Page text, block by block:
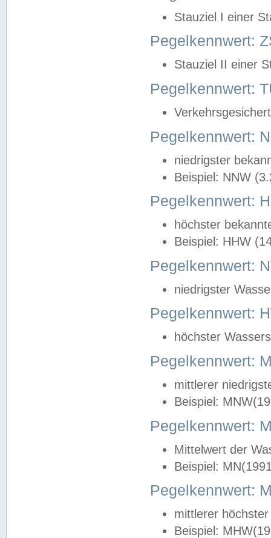
Stauziel I einer
Pegelkennwert:
Stauziel II einer
Pegelkennwert:
Pegelkennwert:
niedrigster
Beispiel: NNW
Pegelkennwert:
höchster
Beispiel: HHW
Pegelkennwert:
niedrigster
Pegelkennwert:
höchster
Pegelkennwert:
mittlerer
Beispiel:
Pegelkennwert:
Mittelwert der
Beispiel:
Pegelkennwert:
mittlerer
Beispiel: